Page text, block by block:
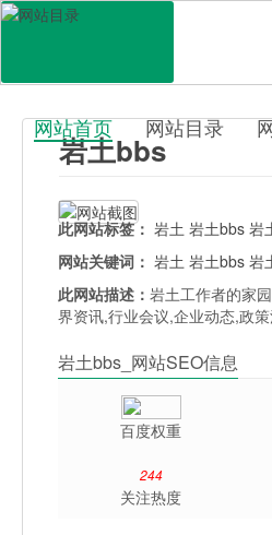
百科目录
网站首页 网站目录
岩土bbs
此网站标签： 岩土 岩土bbs 岩
网站关键词： 岩土 岩土bbs 岩
此网站描述：岩土工作者的家
界资讯,行业会议,企业动态,政
岩土bbs_网站SEO信息
百度权重
244
关注热度